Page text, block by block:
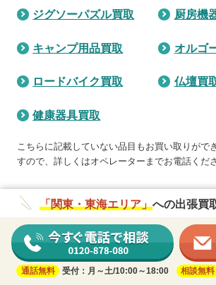
ジグソーパズル買取 厨房機
キャンプ用品買取 オルゴ
ロードバイク買取 仏壇買
健康器具買取
こちらに記載していない品目もお買い取りがで
すので、詳しくはオペレーターまでお電話くださ
「関東・東海エリア」 への出張買
通話無料 受付：月～土/10:00～18:00 相談無料